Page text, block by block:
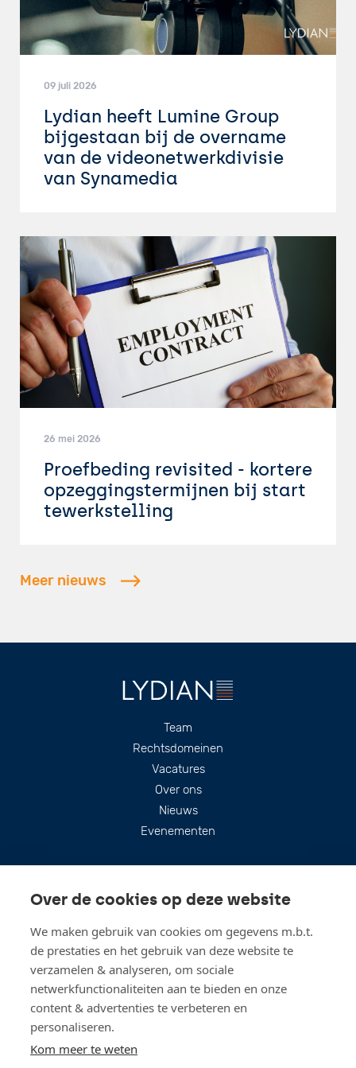
Over de cookies op deze website
We maken gebruik van cookies om gegevens m.b.t.
de prestaties en het gebruik van deze website te
verzamelen & analyseren, om sociale
netwerkfunctionaliteiten aan te bieden en onze
content & advertenties te verbeteren en
personaliseren.
Kom meer te weten
09 juli 2026
Lydian heeft Lumine Group
bijgestaan bij de overname
van de videonetwerkdivisie
van Synamedia
26 mei 2026
Proefbeding revisited - kortere
opzeggingstermijnen bij start
tewerkstelling
Meer nieuws
Team
Rechtsdomeinen
Vacatures
Over ons
Nieuws
Evenementen
Blijf up-to-date